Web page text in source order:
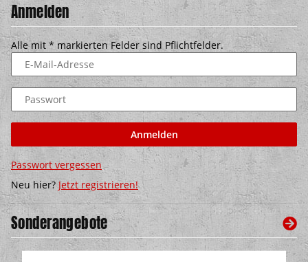
Anmelden
Alle mit * markierten Felder sind Pflichtfelder.
E-Mail-Adresse
Passwort
Anmelden
Passwort vergessen
Neu hier?Jetzt registrieren!
Sonderangebote